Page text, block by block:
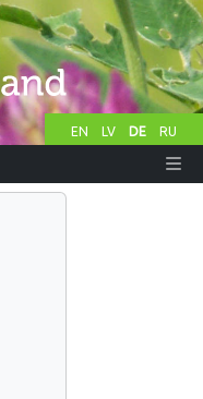
EN LV DE RU